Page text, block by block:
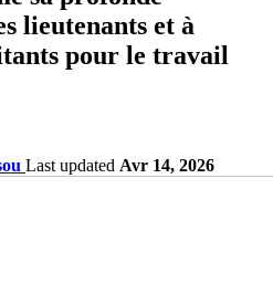
lieutenants et à
pour le travail
Last updated Avr 14, 2026